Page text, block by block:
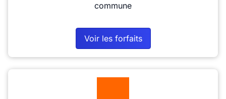
commune
Voir les forfaits